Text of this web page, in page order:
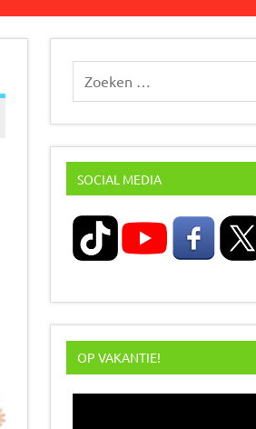
SOCIAL MEDIA
OP VAKANTIE!